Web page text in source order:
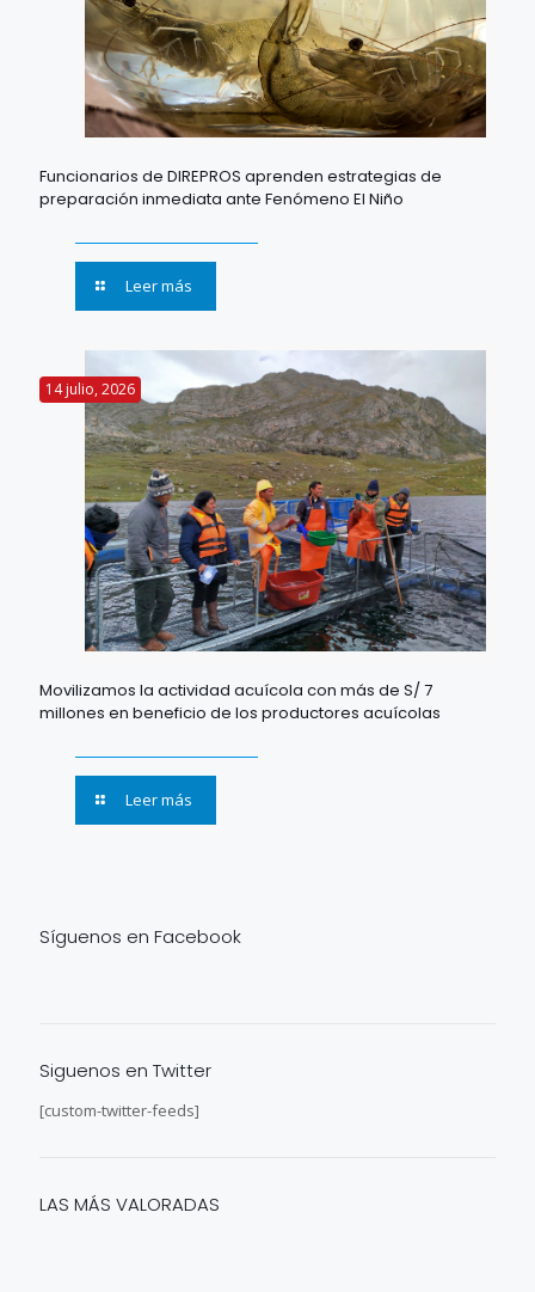
Funcionarios de DIREPROS aprenden estrategias de
preparación inmediata ante Fenómeno El Niño
Leer más
14 julio, 2026
Movilizamos la actividad acuícola con más de S/ 7
millones en beneficio de los productores acuícolas
Leer más
Síguenos en Facebook
Siguenos en Twitter
[custom-twitter-feeds]
LAS MÁS VALORADAS